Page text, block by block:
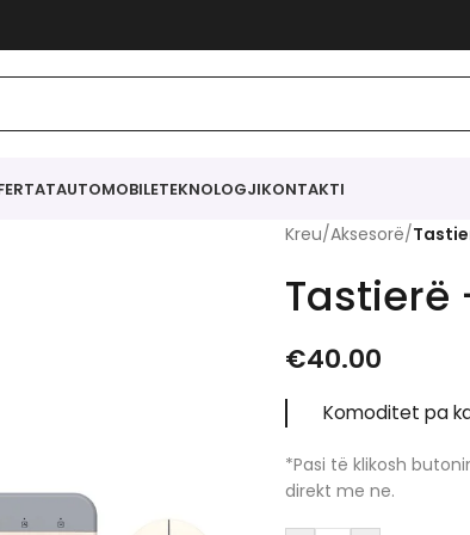
AUTOMOBILETEKNOLOGJIKONTAKTI
Kreu/Aksesorë/
Tastierë
€40.00
Komoditet pa
*Pasi të klikosh
direkt me ne.